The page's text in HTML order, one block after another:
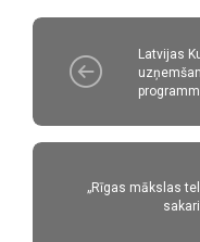
Latvijas
„Rīgas mākslas